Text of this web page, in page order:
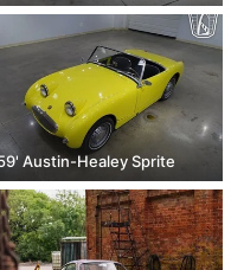
Austin-Healey Sprite